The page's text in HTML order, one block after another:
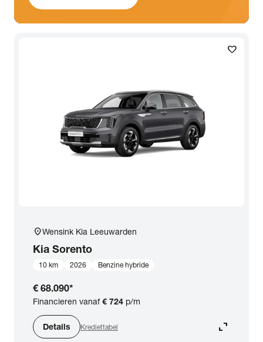
favorite
location_onWensink Kia Leeuwarden
Kia Sorento
10 km 2026 Benzine hybride
€ 68.090*
Financieren vanaf€ 724 p/m
Details Krediettabel expand_content